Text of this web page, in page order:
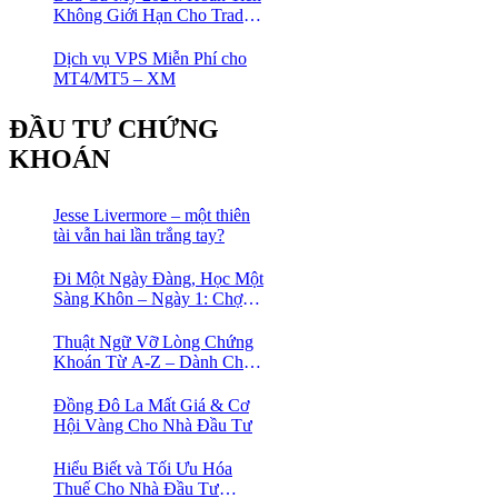
Không Giới Hạn Cho Trader
Dịch vụ VPS Miễn Phí cho
MT4/MT5 – XM
ĐẦU TƯ CHỨNG
KHOÁN
Jesse Livermore – một thiên
tài vẫn hai lần trắng tay?
Đi Một Ngày Đàng, Học Một
Sàng Khôn – Ngày 1: Chợ
Thuật Ngữ Vỡ Lòng Chứng
Khoán Từ A-Z – Dành Cho
Đồng Đô La Mất Giá & Cơ
Hội Vàng Cho Nhà Đầu Tư
Hiểu Biết và Tối Ưu Hóa
Thuế Cho Nhà Đầu Tư